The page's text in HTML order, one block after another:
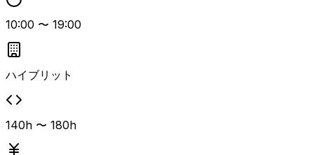
10:00 〜 19:00
ハイブリット
140h 〜 180h